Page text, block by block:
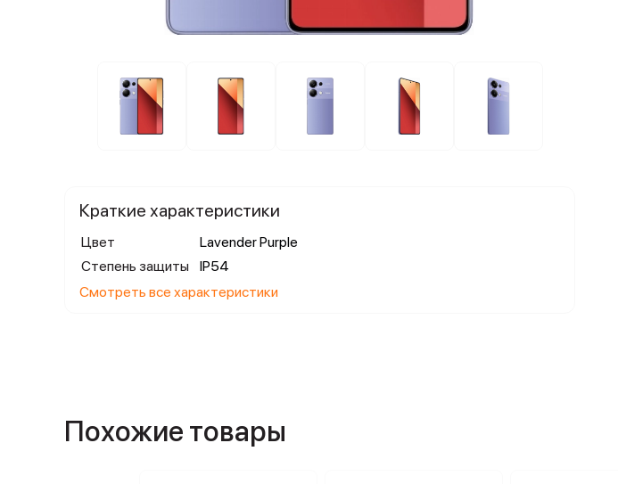
Краткие характеристики
Цвет
Lavender Purple
Степень защиты
IP54
Смотреть все характеристики
Похожие товары